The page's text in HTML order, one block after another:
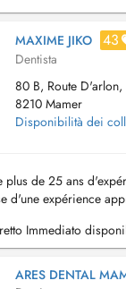
MAXIME JIKO 43
Dentista
80 B, Route D'arlon,
8210 Mamer
Disponibilità dei
plus de 25 ans
d'une expérience
Immediato
ARES DENTAL